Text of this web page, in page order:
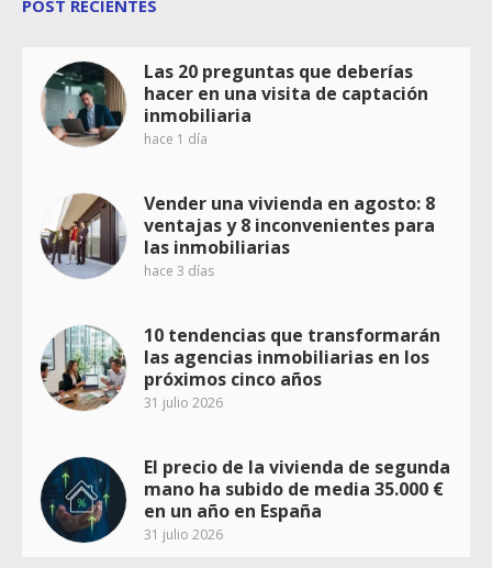
POST RECIENTES
Las 20 preguntas que deberías
hacer en una visita de captación
inmobiliaria
hace 1 día
Vender una vivienda en agosto: 8
ventajas y 8 inconvenientes para
las inmobiliarias
hace 3 días
10 tendencias que transformarán
las agencias inmobiliarias en los
próximos cinco años
31 julio 2026
El precio de la vivienda de segunda
mano ha subido de media 35.000 €
en un año en España
31 julio 2026